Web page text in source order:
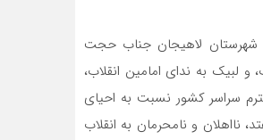
شهرستان لاهیجان جناب حجت
لبیک به ندای امامین انقلاب،
سراسر کشور نسبت به احیای
نااهلان و نامحرمان به انقلاب